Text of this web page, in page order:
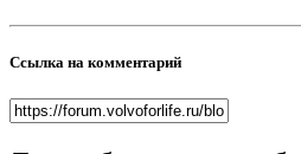
Ссылка на комментарий